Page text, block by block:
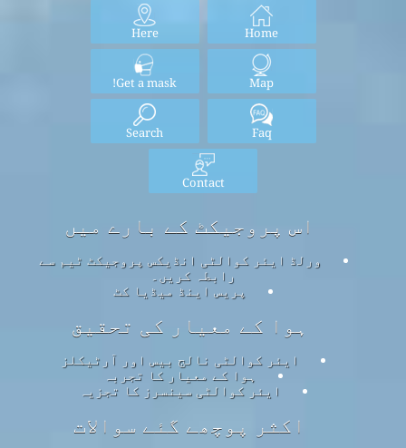
Home
Here
Map
Get a mask!
Faq
Search
Contact
اس پروجیکٹ کے بارے میں
ورلڈ ایئر کوالٹی انڈیکس پروجیکٹ ٹیم سے
رابطہ کریں۔
پریس اینڈ میڈیا کٹ
ہوا کے معیار کی تحقیق
ایئر کوالٹی نالج بیس اور آرٹیکلز
ہوا کے معیار کا تجربہ
ایئر کوالٹی سینسرز کا تجزیہ
اکثر پوچھے گئے سوالات